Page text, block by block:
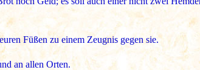
Füßen zu einem Zeugnis gegen sie.
an allen Orten.